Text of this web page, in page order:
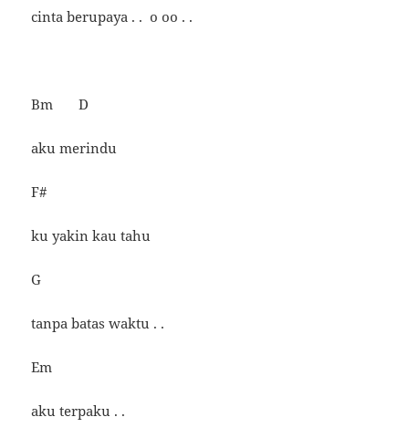
cinta berupaya . . o oo . .
Bm D
aku merindu
F#
ku yakin kau tahu
G
tanpa batas waktu . .
Em
aku terpaku . .